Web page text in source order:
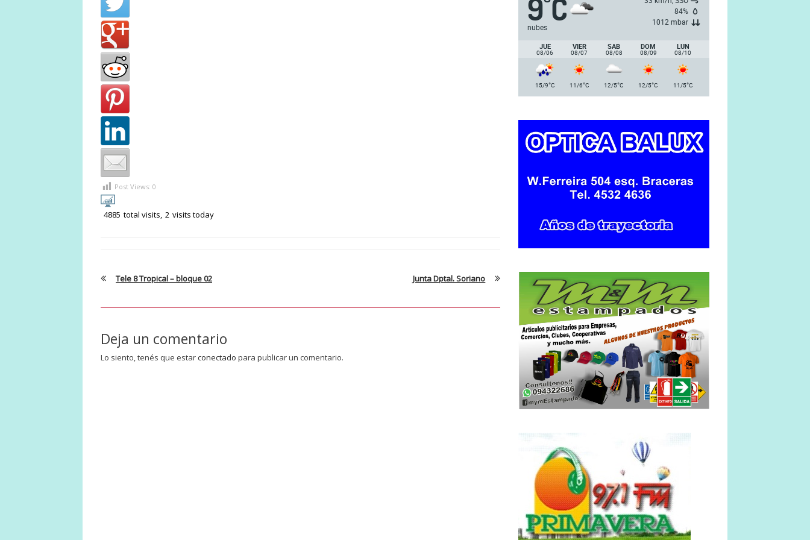
9 C
nubes
84%
1012 mbar
JUE
08/06
VIER
08/07
SAB
08/08
DOM
08/09
LUN
08/10
15/9°C 11/6°C 12/5°C 12/5°C 11/5°C
Post Views: 0
4885 total visits, 2 visits today
Tele 8 Tropical – bloque 02 Junta Dptal. Soriano
Deja un comentario
Lo siento, tenés que estarconectado para publicar un comentario.